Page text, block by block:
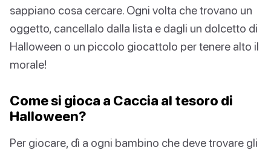
sappiano cosa cercare. Ogni volta che trovano un
oggetto, cancellalo dalla lista e dagli un dolcetto di
Halloween o un piccolo giocattolo per tenere alto il
morale!
Come si gioca a Caccia al tesoro di
Halloween?
Per giocare, dì a ogni bambino che deve trovare gli